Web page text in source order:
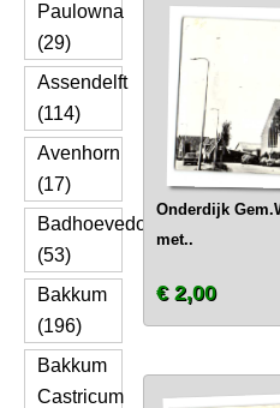
Paulowna
(29)
Assendelft
(114)
Avenhorn
(17)
Badhoevedorp
(53)
Bakkum
(196)
Bakkum
Castricum
Onderdijk
met..
€ 2,00